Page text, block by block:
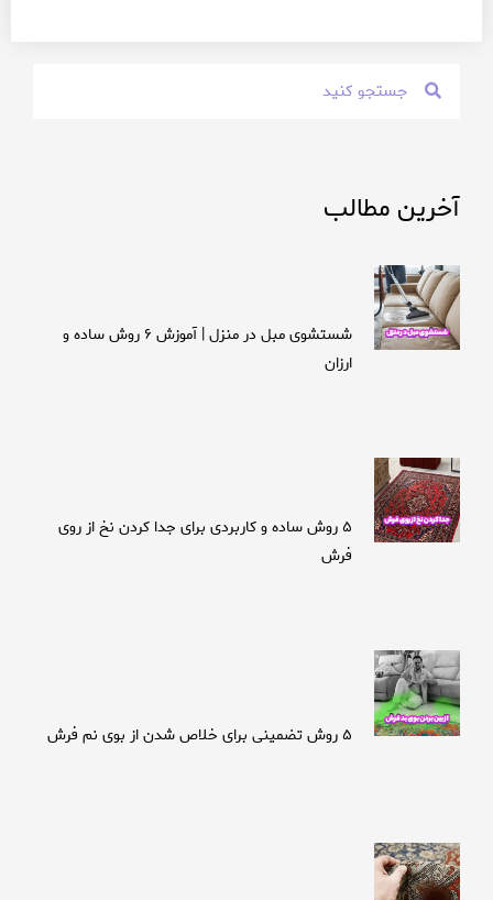
آخرین مطالب
شستشوی مبل در منزل | آموزش ۶ روش ساده و
ارزان
۵ روش ساده و کاربردی برای جدا کردن نخ از روی
فرش
۵ روش تضمینی برای خلاص شدن از بوی نم فرش